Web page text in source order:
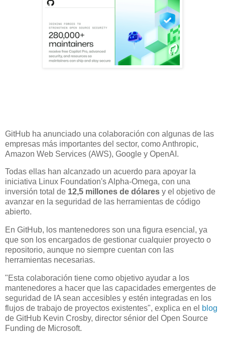
GitHub ha anunciado una colaboración con algunas de las
empresas más importantes del sector, como Anthropic,
Amazon Web Services (AWS), Google y OpenAI.
Todas ellas han alcanzado un acuerdo para apoyar la
iniciativa Linux Foundation's Alpha-Omega, con una
inversión total de 12,5 millones de dólares y el objetivo de
avanzar en la seguridad de las herramientas de código
abierto.
En GitHub, los mantenedores son una figura esencial, ya
que son los encargados de gestionar cualquier proyecto o
repositorio, aunque no siempre cuentan con las
herramientas necesarias.
"Esta colaboración tiene como objetivo ayudar a los
mantenedores a hacer que las capacidades emergentes de
seguridad de IA sean accesibles y estén integradas en los
flujos de trabajo de proyectos existentes", explica en el blog
de GitHub Kevin Crosby, director sénior del Open Source
Funding de Microsoft.